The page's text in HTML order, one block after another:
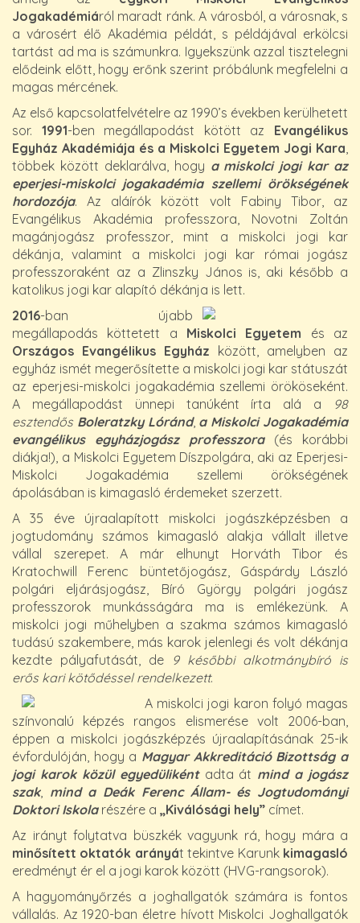
Jogakadémiáról maradt ránk. A városból, a városnak, s
a városért élő Akadémia példát, s példájával erkölcsi
tartást ad ma is számunkra. Igyekszünk azzal tisztelegni
elődeink előtt, hogy erőnk szerint próbálunk megfelelni a
magas mércének.
Az első kapcsolatfelvételre az 1990’s években kerülhetett
sor. 1991-ben megállapodást kötött az Evangélikus
Egyház Akadémiája és a Miskolci Egyetem Jogi Kara,
többek között deklarálva, hogy a miskolci jogi kar az
eperjesi-miskolci jogakadémia szellemi örökségének
hordozója. Az aláírók között volt Fabiny Tibor, az
Evangélikus Akadémia professzora, Novotni Zoltán
magánjogász professzor, mint a miskolci jogi kar
dékánja, valamint a miskolci jogi kar római jogász
professzoraként az a Zlinszky János is, aki később a
katolikus jogi kar alapító dékánja is lett.
2016-ban újabb
megállapodás köttetett a Miskolci Egyetem és az
Országos Evangélikus Egyház között, amelyben az
egyház ismét megerősítette a miskolci jogi kar státuszát
az eperjesi-miskolci jogakadémia szellemi örököseként.
A megállapodást ünnepi tanúként írta alá a 98
esztendős Boleratzky Lóránd, a Miskolci Jogakadémia
evangélikus egyházjogász professzora(és korábbi
diákja!), a Miskolci Egyetem Díszpolgára, aki az Eperjesi-
Miskolci Jogakadémia szellemi örökségének
ápolásában is kimagasló érdemeket szerzett.
A 35 éve újraalapított miskolci jogászképzésben a
jogtudomány számos kimagasló alakja vállalt illetve
vállal szerepet. A már elhunyt Horváth Tibor és
Kratochwill Ferenc büntetőjogász, Gáspárdy László
polgári eljárásjogász, Bíró György polgári jogász
professzorok munkásságára ma is emlékezünk. A
miskolci jogi műhelyben a szakma számos kimagasló
tudású szakembere, más karok jelenlegi és volt dékánja
kezdte pályafutását, de 9 későbbi alkotmánybíró is
erős kari kötődéssel rendelkezett.
A miskolci jogi karon folyó magas
színvonalú képzés rangos elismerése volt 2006-ban,
éppen a miskolci jogászképzés újraalapításának 25-ik
évfordulóján, hogy a Magyar Akkreditáció Bizottság a
jogi karok közül egyedülikéntadta át mind a jogász
szak, mind a Deák Ferenc Állam- és Jogtudományi
Doktori Iskolarészére a „Kiválósági hely” címet.
Az irányt folytatva büszkék vagyunk rá, hogy mára a
minősített oktatók arányát tekintve Karunk kimagasló
eredményt ér el a jogi karok között (HVG-rangsorok).
A hagyományőrzés a joghallgatók számára is fontos
vállalás. Az 1920-ban életre hívott Miskolci Joghallgatók